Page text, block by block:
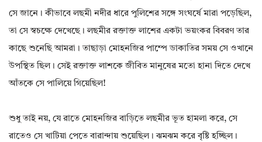
সে জানে। কীভাবে লছমী নদীর ধারে পুলিশের সঙ্গে সংঘর্ষে মারা পড়েছিল,
তা সে স্বচক্ষে দেখেছে। লছমীর রক্তাক্ত লাশের একটা ভয়ংকর বিবরণ তার
কাছে শুনেছি আমরা। তাছাড়া মোহনজির পাম্পে ডাকাতির সময় সে ওখানে
উপস্থিত ছিল। সেই রক্তাক্ত লাশকে জীবিত মানুষের মতো হানা দিতে দেখে
আঁতকে সে পালিয়ে গিয়েছিল!
শুধু তাই নয়, যে রাতে মোহনজির বাড়িতে লছমীর ভূত হামলা করে, সে
রাতেও সে খাটিয়া পেতে বারান্দায় শুয়েছিল। ঝমঝম করে বৃষ্টি হচ্ছিল।